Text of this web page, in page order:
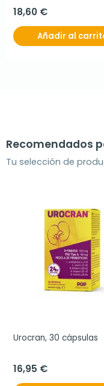
18,60 €
Añadir al
Recomendados
Tu selección de
Urocran, 30 cápsulas
16,95 €